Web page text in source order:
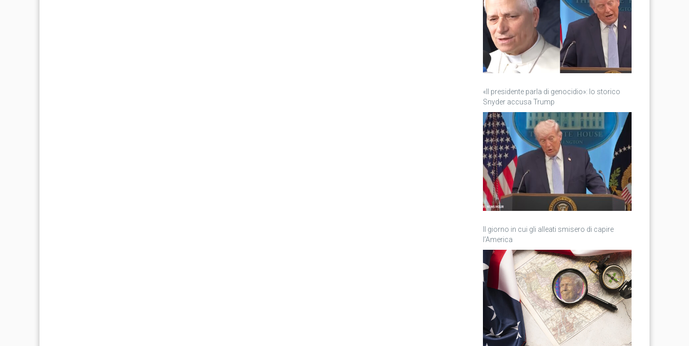
«Il presidente parla di genocidio»: lo storico
Snyder accusa Trump
Il giorno in cui gli alleati smisero di capire
l’America